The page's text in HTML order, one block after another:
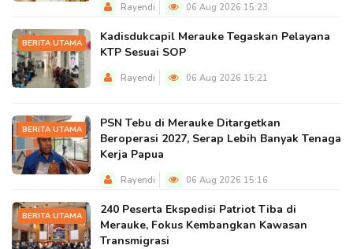
Rayendi 06 Aug 2026 15:23
BERITA UTAMA
Kadisdukcapil Merauke Tegaskan Pelayana
KTP Sesuai SOP
Rayendi 06 Aug 2026 15:21
BERITA UTAMA
PSN Tebu di Merauke Ditargetkan
Beroperasi 2027, Serap Lebih Banyak Tenaga
Kerja Papua
Rayendi 06 Aug 2026 15:16
BERITA UTAMA
240 Peserta Ekspedisi Patriot Tiba di
Merauke, Fokus Kembangkan Kawasan
Transmigrasi